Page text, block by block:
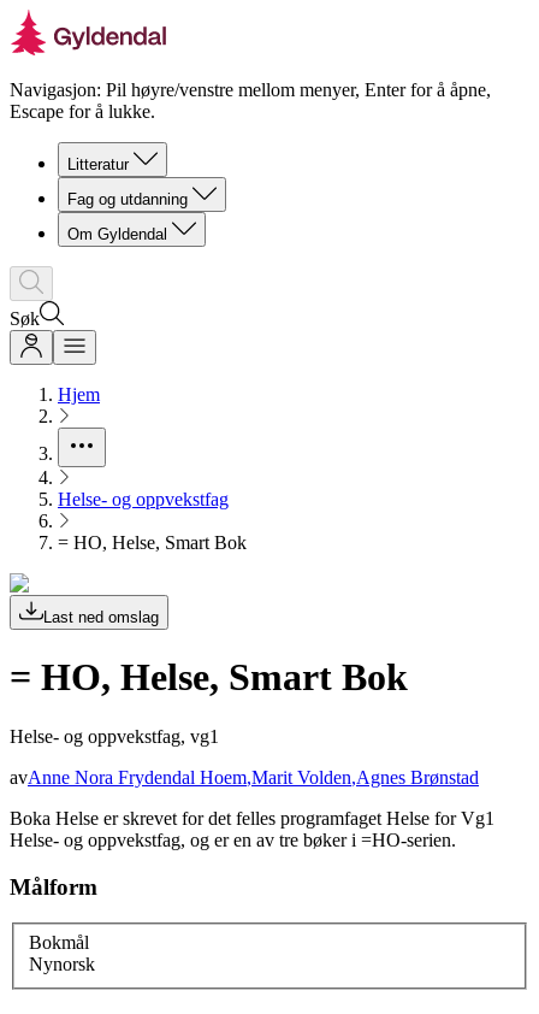
Navigasjon: Pil høyre/venstre mellom menyer, Enter for å åpne,
Escape for å lukke.
Litteratur
Fag og utdanning
Om Gyldendal
Søk
Hjem
Helse- og oppvekstfag
= HO, Helse, Smart Bok
Last ned omslag
= HO, Helse, Smart Bok
Helse- og oppvekstfag, vg1
avAnne Nora Frydendal Hoem,Marit Volden,Agnes Brønstad
Boka Helse er skrevet for det felles programfaget Helse for Vg1
Helse- og oppvekstfag, og er en av tre bøker i =HO-serien.
Målform
Bokmål
Nynorsk